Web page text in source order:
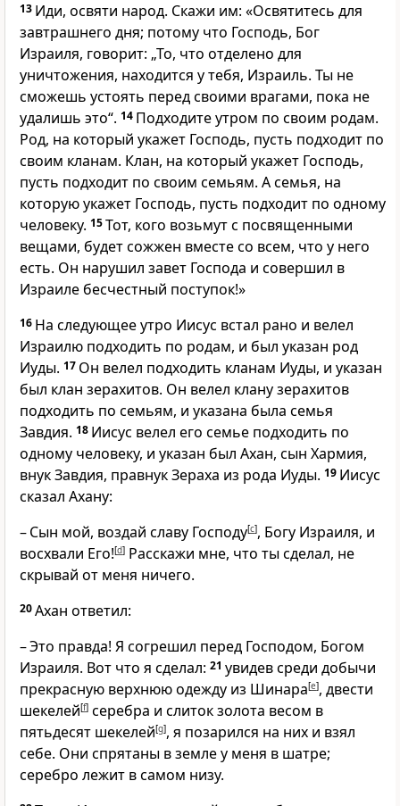
13 Иди, освяти народ. Скажи им: «Освятитесь для
завтрашнего дня; потому что Господь, Бог
Израиля, говорит: „То, что отделено для
уничтожения, находится у тебя, Израиль. Ты не
сможешь устоять перед своими врагами, пока не
удалишь это“. 14 Подходите утром по своим родам.
Род, на который укажет Господь, пусть подходит по
своим кланам. Клан, на который укажет Господь,
пусть подходит по своим семьям. А семья, на
которую укажет Господь, пусть подходит по одному
человеку. 15Тот, кого возьмут с посвященными
вещами, будет сожжен вместе со всем, что у него
есть. Он нарушил завет Господа и совершил в
Израиле бесчестный поступок!»
16 На следующее утро Иисус встал рано и велел
Израилю подходить по родам, и был указан род
Иуды. 17 Он велел подходить кланам Иуды, и указан
был клан зерахитов. Он велел клану зерахитов
подходить по семьям, и указана была семья
Завдия. 18 Иисус велел его семье подходить по
одному человеку, и указан был Ахан, сын Хармия,
внук Завдия, правнук Зераха из рода Иуды. 19 Иисус
сказал Ахану:
– Сын мой, воздай славу Господу[c], Богу Израиля, и
восхвали Его![d] Расскажи мне, что ты сделал, не
скрывай от меня ничего.
20Ахан ответил:
– Это правда! Я согрешил перед Господом, Богом
Израиля. Вот что я сделал: 21 увидев среди добычи
прекрасную верхнюю одежду из Шинара[e], двести
шекелей[f] серебра и слиток золота весом в
пятьдесят шекелей[g], я позарился на них и взял
себе. Они спрятаны в земле у меня в шатре;
серебро лежит в самом низу.